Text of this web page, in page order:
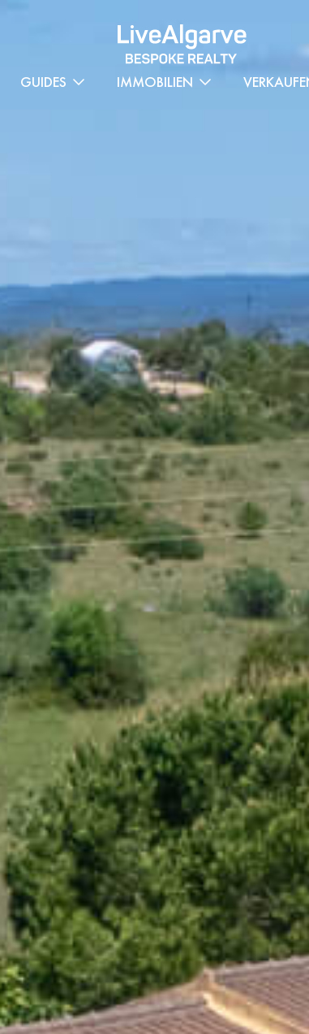
GUIDES IMMOBILIEN